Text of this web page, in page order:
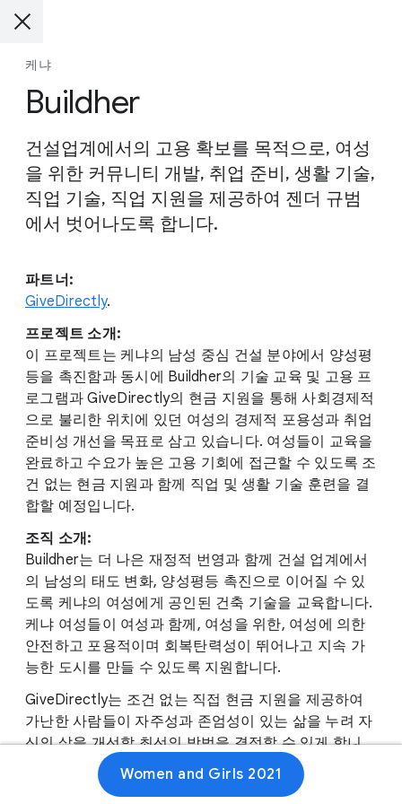
케냐
Buildher
건설업계에서의 고용 확보를 목적으로, 여성
을 위한 커뮤니티 개발, 취업 준비, 생활 기술,
직업 기술, 직업 지원을 제공하여 젠더 규범
에서 벗어나도록 합니다.
파트너:
GiveDirectly.
프로젝트 소개:
이 프로젝트는 케냐의 남성 중심 건설 분야에서 양성평
등을 촉진함과 동시에 Buildher의 기술 교육 및 고용 프
로그램과 GiveDirectly의 현금 지원을 통해 사회경제적
으로 불리한 위치에 있던 여성의 경제적 포용성과 취업
준비성 개선을 목표로 삼고 있습니다. 여성들이 교육을
완료하고 수요가 높은 고용 기회에 접근할 수 있도록 조
건 없는 현금 지원과 함께 직업 및 생활 기술 훈련을 결
합할 예정입니다.
조직 소개:
Buildher는 더 나은 재정적 번영과 함께 건설 업계에서
의 남성의 태도 변화, 양성평등 촉진으로 이어질 수 있
도록 케냐의 여성에게 공인된 건축 기술을 교육합니다.
케냐 여성들이 여성과 함께, 여성을 위한, 여성에 의한
안전하고 포용적이며 회복탄력성이 뛰어나고 지속 가
능한 도시를 만들 수 있도록 지원합니다.
GiveDirectly는 조건 없는 직접 현금 지원을 제공하여
가난한 사람들이 자주성과 존엄성이 있는 삶을 누려 자
신의 삶을 개선할 최선의 방법을 결정할 수 있게 합니
다. 이 증거기반 현금 지원 모델은 다른 중재 방법들의
평가 가능성에 대한 벤치마크를 제공합니다.
Women and Girls 2021